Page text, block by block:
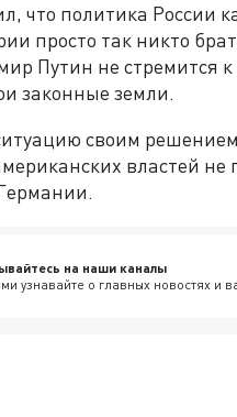
что политика России
просто так никто
Путин не стремится к
законные земли.
своим
властей не
на наши каналы
узнавайте о главных новостях и